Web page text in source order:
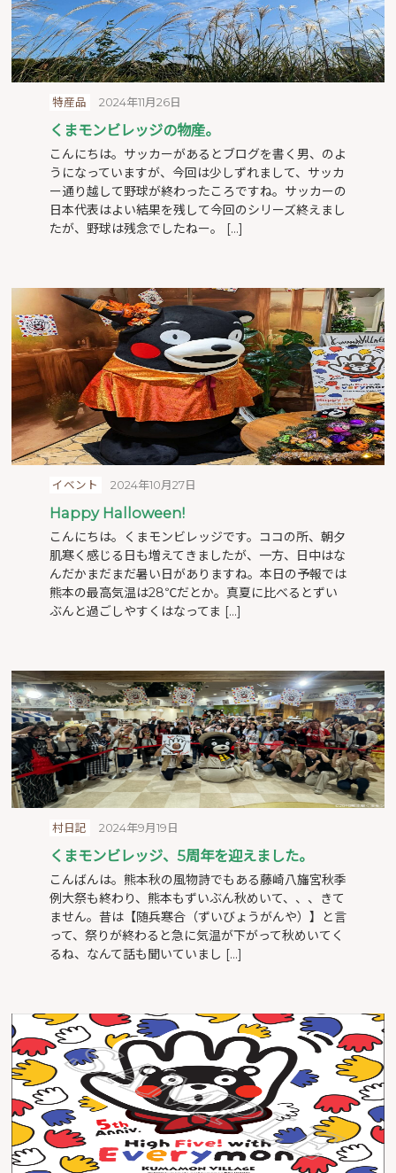
特産品 2024年11月26日
くまモンビレッジの物産。
こんにちは。サッカーがあるとブログを書く男、のよ
うになっていますが、今回は少しずれまして、サッカ
ー通り越して野球が終わったころですね。サッカーの
日本代表はよい結果を残して今回のシリーズ終えまし
たが、野球は残念でしたねー。 […]
イベント 2024年10月27日
Happy Halloween!
こんにちは。くまモンビレッジです。ココの所、朝夕
肌寒く感じる日も増えてきましたが、一方、日中はな
んだかまだまだ暑い日がありますね。本日の予報では
熊本の最高気温は28℃だとか。真夏に比べるとずい
ぶんと過ごしやすくはなってま […]
村日記 2024年9月19日
くまモンビレッジ、5周年を迎えました。
こんばんは。熊本秋の風物詩でもある藤崎八旛宮秋季
例大祭も終わり、熊本もずいぶん秋めいて、、、きて
ません。昔は【随兵寒合（ずいびょうがんや）】と言
って、祭りが終わると急に気温が下がって秋めいてく
るね、なんて話も聞いていまし […]